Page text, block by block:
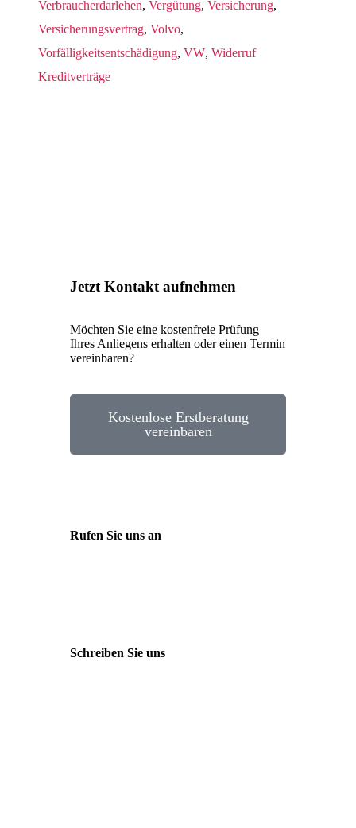
Verbraucherdarlehen, Vergütung, Versicherung,
Versicherungsvertrag, Volvo,
Vorfälligkeitsentschädigung, VW, Widerruf
Kreditverträge
Jetzt Kontakt aufnehmen
Möchten Sie eine kostenfreie Prüfung
Ihres Anliegens erhalten oder einen Termin
vereinbaren?
Kostenlose Erstberatung
vereinbaren
Rufen Sie uns an
Schreiben Sie uns